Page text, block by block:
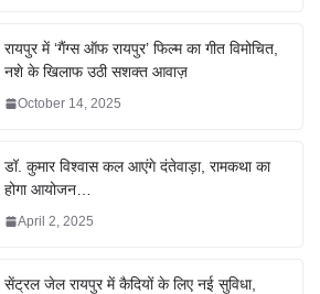
रायपुर में ‘गैंग्स ऑफ रायपुर’ फिल्म का गीत विमोचित,
नशे के खिलाफ उठी सशक्त आवाज़
October 14, 2025
डॉ. कुमार विश्वास कल आएंगे दंतेवाड़ा, रामकथा का
होगा आयोजन…
April 2, 2025
सेंट्रल जेल रायपुर में कैदियों के लिए नई सुविधा,